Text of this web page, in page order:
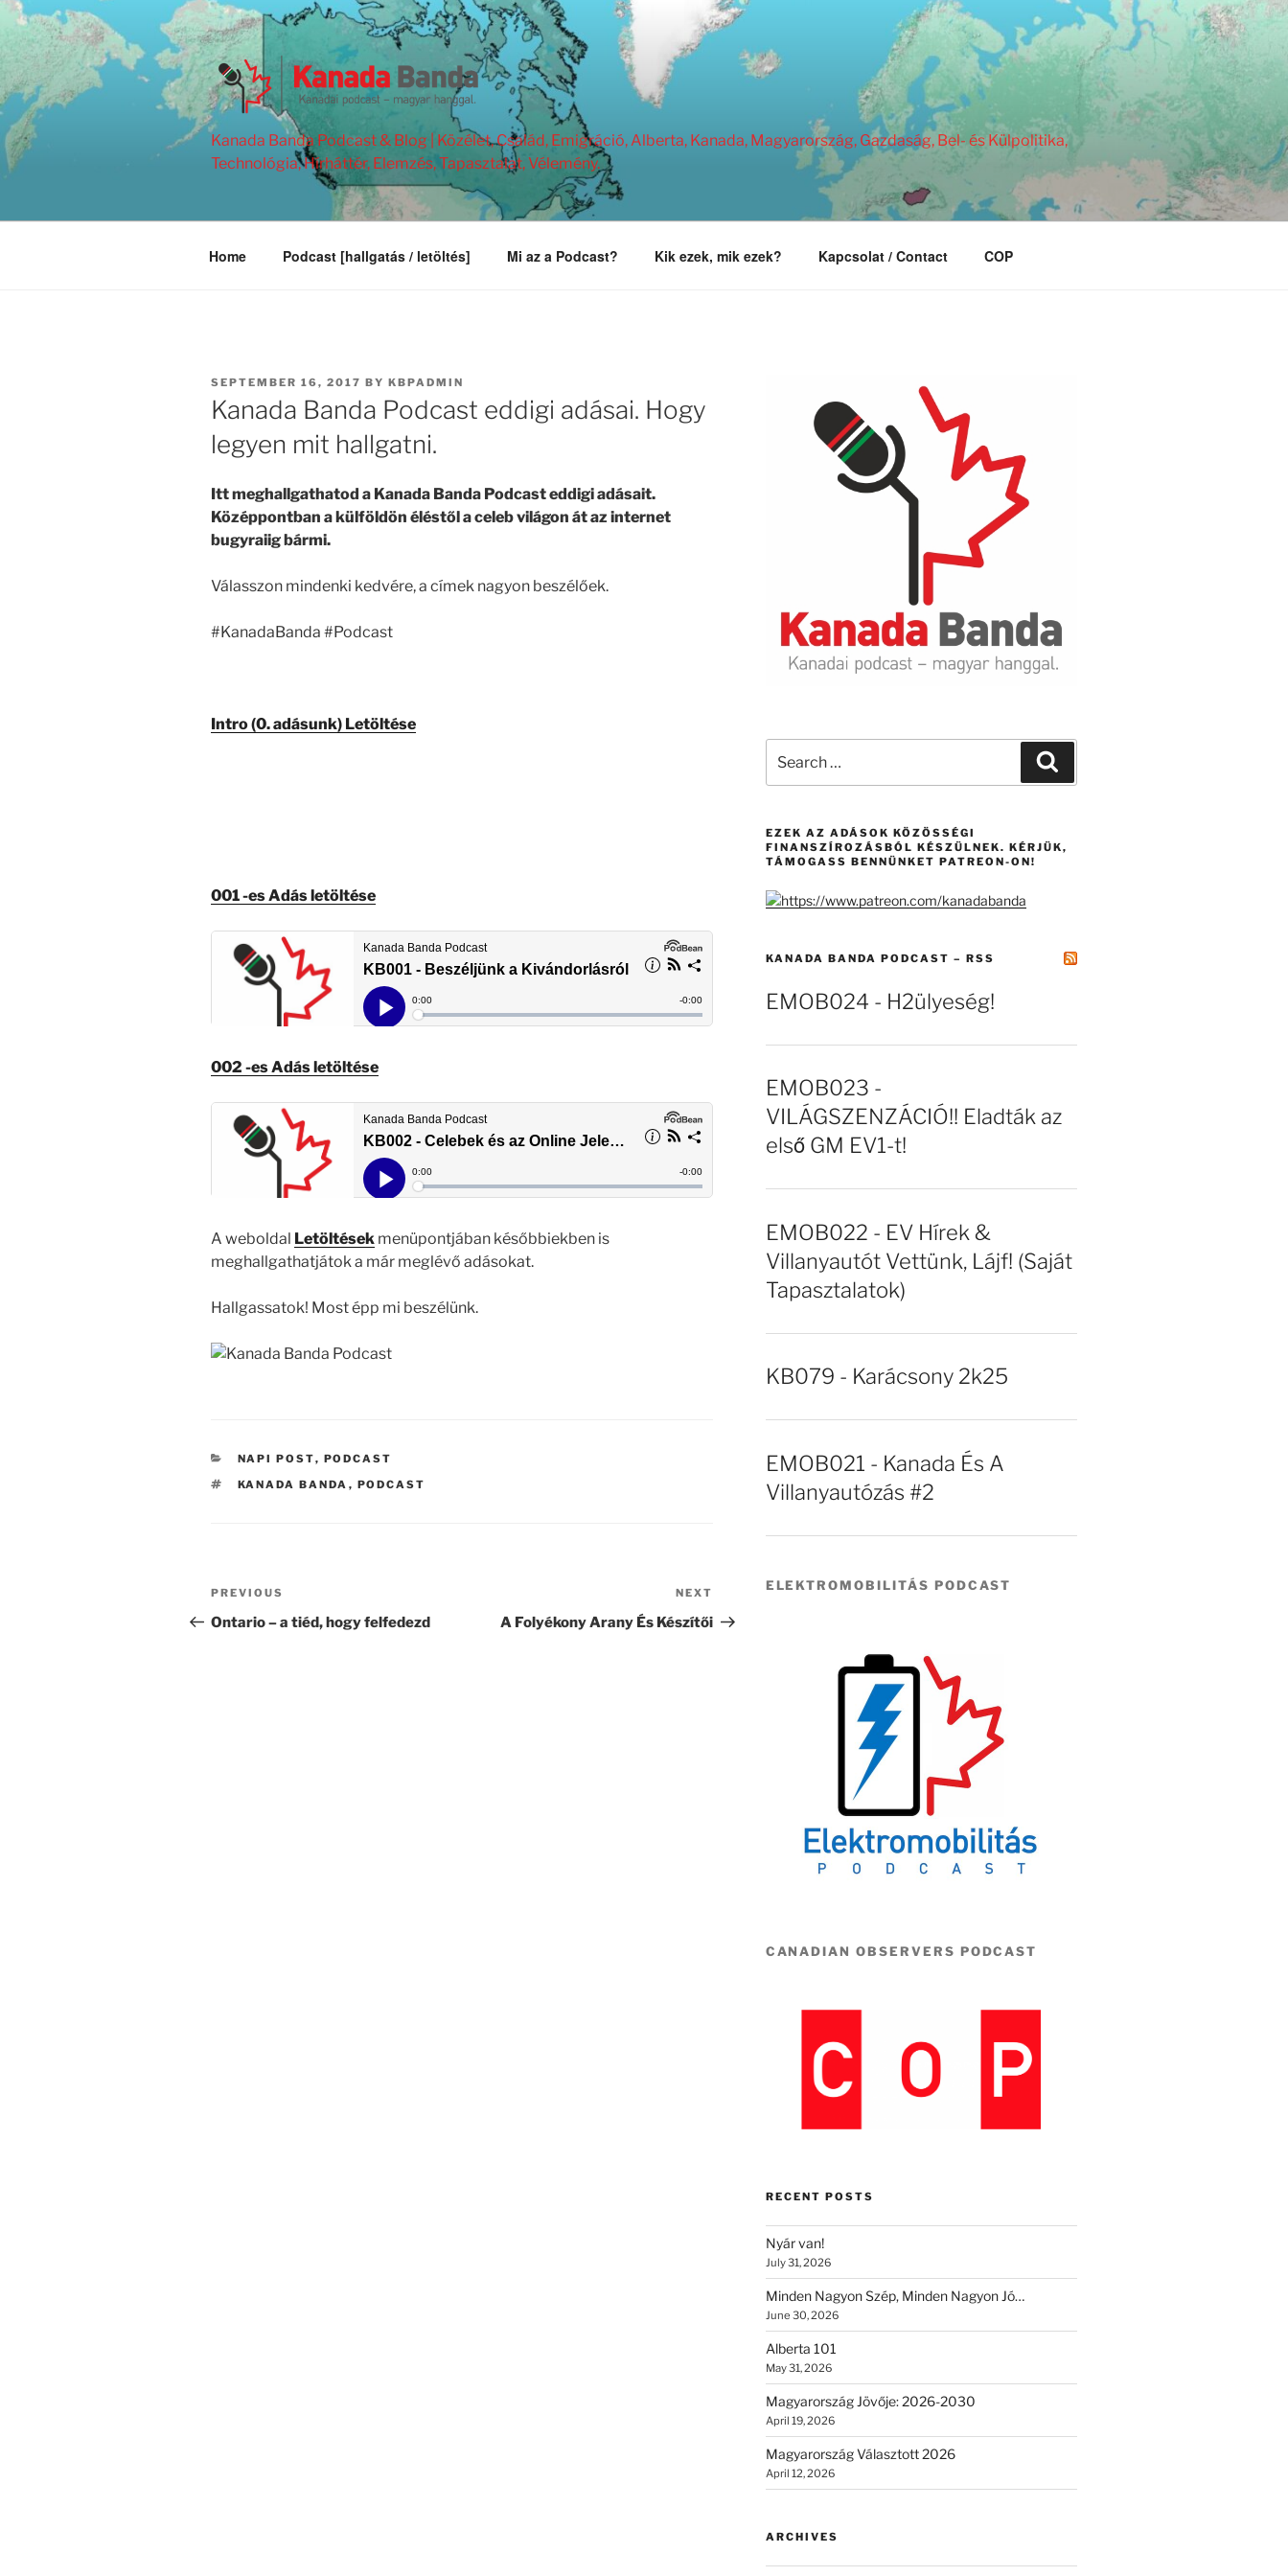
Skip
to
content
Kanada Banda Podcast & Blog | Közélet, Család, Emigráció, Alberta, Kanada, Magyarország, Gazdaság, Bel- és Külpolitika,
Technológia, Hírháttér, Elemzés, Tapasztalat, Vélemény.
Home Podcast [hallgatás / letöltés] Mi az a Podcast? Kik ezek, mik ezek? Kapcsolat / Contact COP
POSTED
ON
SEPTEMBER 16, 2017 BY KBPADMIN
Kanada Banda Podcast eddigi adásai. Hogy
legyen mit hallgatni.
Itt meghallgathatod a Kanada Banda Podcast eddigi adásait.
Középpontban a külföldön éléstől a celeb világon át az internet
bugyraiig bármi.
Válasszon mindenki kedvére, a címek nagyon beszélőek.
#KanadaBanda #Podcast
Intro (0. adásunk) Letöltése
001 -es Adás letöltése
002 -es Adás letöltése
A weboldal Letöltések menüpontjában későbbiekben is
meghallgathatjátok a már meglévő adásokat.
Hallgassatok! Most épp mi beszélünk.
CATEGORIES
NAPI POST, PODCAST
TAGS
KANADA BANDA , PODCAST
Post
navigation
Previous
Post
PREVIOUS
Ontario – a tiéd, hogy felfedezd
Post
NEXT
A Folyékony Arany És Készítői
for:
EZEK AZ ADÁSOK KÖZÖSSÉGI
FINANSZÍROZÁSBÓL KÉSZÜLNEK. KÉRJÜK,
TÁMOGASS BENNÜNKET PATREON-ON!
KANADA BANDA PODCAST – RSS
EMOB024 - H2ülyeség!
EMOB023 -
VILÁGSZENZÁCIÓ!! Eladták az
első GM EV1-t!
EMOB022 - EV Hírek &
Villanyautót Vettünk, Lájf! (Saját
Tapasztalatok)
KB079 - Karácsony 2k25
EMOB021 - Kanada És A
Villanyautózás #2
ELEKTROMOBILITÁS PODCAST
CANADIAN OBSERVERS PODCAST
RECENT POSTS
Nyár van!
July 31, 2026
Minden Nagyon Szép, Minden Nagyon Jó…
June 30, 2026
Alberta 101
May 31, 2026
Magyarország Jövője: 2026-2030
April 19, 2026
Magyarország Választott 2026
April 12, 2026
ARCHIVES